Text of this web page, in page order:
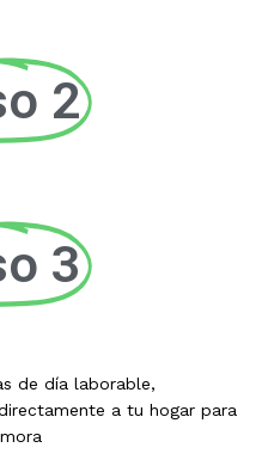
2
3
de día laborable,
a tu hogar para